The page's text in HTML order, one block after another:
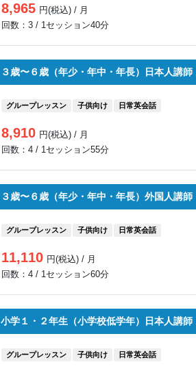
8,965 円(税込) / 月
回数：3 / 1セッション40分
３歳〜６歳（年少・年中・年長）日本人講師
グループレッスン 子供向け 日常英会話
8,910 円(税込) / 月
回数：4 / 1セッション55分
３歳〜６歳（年少・年中・年長）外国人講
グループレッスン 子供向け 日常英会話
11,110 円(税込) / 月
回数：4 / 1セッション60分
小学１・２年生（小学校低学年）日本人講師
グループレッスン 子供向け 日常英会話